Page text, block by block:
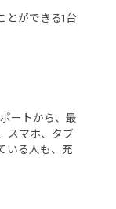
とができる1台
ートから、最
スマホ、タブ
いる人も、充